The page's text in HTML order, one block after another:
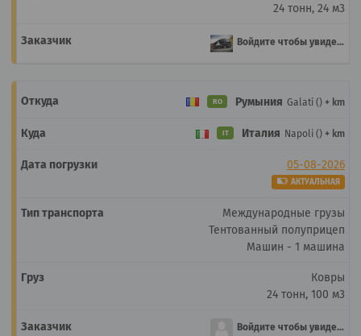
24 тонн, 24 м3
Войдите чтобы увидеть
RO Румыния Galati () + km
IT Италия Napoli () + km
05-08-2026
АКТУАЛЬНАЯ
Международные грузы
Тентованный полуприцеп
Машин - 1 машина
Ковры
24 тонн, 100 м3
Войдите чтобы увидеть